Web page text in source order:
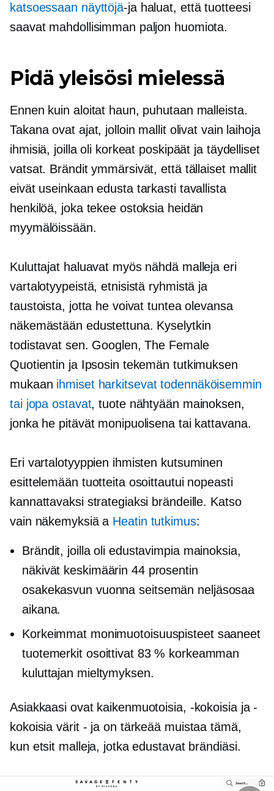
katsoessaan näyttöjä-jahaluat, että tuotteesi
saavat mahdollisimman paljon huomiota.
Pidä yleisösi mielessä
Ennen kuin aloitat haun, puhutaan malleista.
Takana ovat ajat, jolloin mallit olivat vain laihoja
ihmisiä, joilla oli korkeat poskipäät ja täydelliset
vatsat. Brändit ymmärsivät, että tällaiset mallit
eivät useinkaan edusta tarkasti tavallista
henkilöä, joka tekee ostoksia heidän
myymälöissään.
Kuluttajat haluavat myös nähdä malleja eri
vartalotyypeistä, etnisistä ryhmistä ja
taustoista, jotta he voivat tuntea olevansa
näkemästään edustettuna. Kyselytkin
todistavat sen. Googlen, The Female
Quotientin ja Ipsosin tekemän tutkimuksen
mukaan ihmiset harkitsevat todennäköisemmin
tai jopa ostavat, tuote nähtyään mainoksen,
jonka he pitävät monipuolisena tai kattavana.
Eri vartalotyyppien ihmisten kutsuminen
esittelemään tuotteita osoittautui nopeasti
kannattavaksi strategiaksi brändeille. Katso
vain näkemyksiä a Heatin tutkimus:
Brändit, joilla oli edustavimpia mainoksia,
näkivät keskimäärin 44 prosentin
osakekasvun vuonnaseitsemän neljäsosaa
aikana.
Korkeimmat monimuotoisuuspisteet saaneet
tuotemerkit osoittivat 83 % korkeamman
kuluttajan mieltymyksen.
Asiakkaasi ovat kaikenmuotoisia, -kokoisia ja -
kokoisiavärit - ja on tärkeää muistaa tämä,
kun etsit malleja, jotka edustavat brändiäsi.